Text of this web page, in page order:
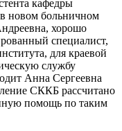
кафедры
новом больничном
хорошо
специалист,
для краевой
службу
Анна Сергеевна
СККБ рассчитано
помощь по таким